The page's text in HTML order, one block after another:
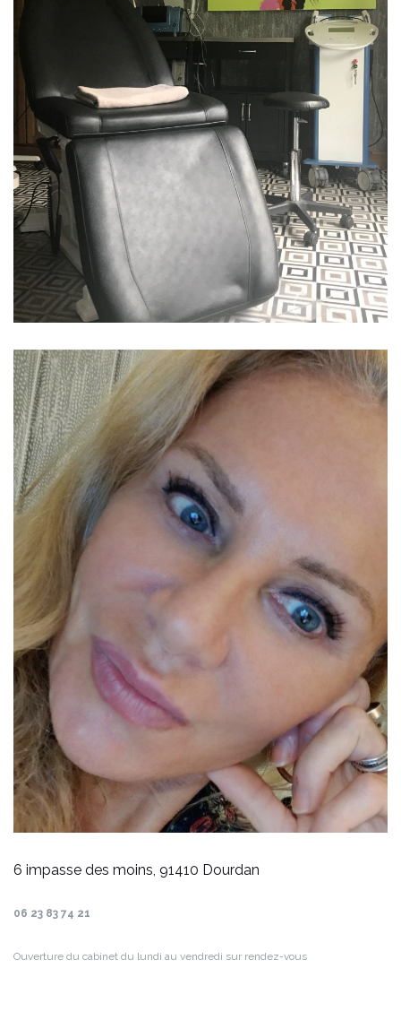
6 impasse des moins, 91410 Dourdan
06 23 83 74 21
Ouverture du cabinet du lundi au vendredi sur rendez-vous